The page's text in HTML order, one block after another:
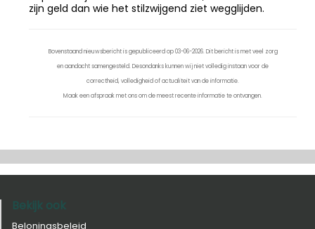
zijn geld dan wie het stilzwijgend ziet wegglijden.
Bovenstaand nieuwsbericht is gepubliceerd op 03-06-2026. Dit bericht is met veel zorg
en aandacht samengesteld. Desondanks kunnen wij niet volledig instaan voor de
correctheid, volledigheid of actualiteit van de informatie.
Maak een afspraak met ons om de meest recente informatie te ontvangen.
Bekijk ook
Beloningsbeleid